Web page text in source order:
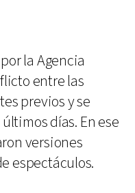
la Agencia
entre las
previos y se
días. En ese
versiones
espectáculos.